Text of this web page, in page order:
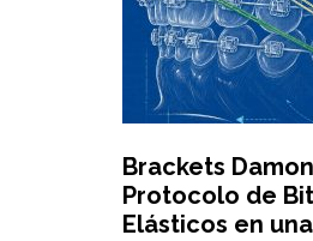
Brackets
Protocolo de
Elásticos en